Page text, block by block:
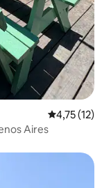
4,75 de uma
4,75 (12)
Aires